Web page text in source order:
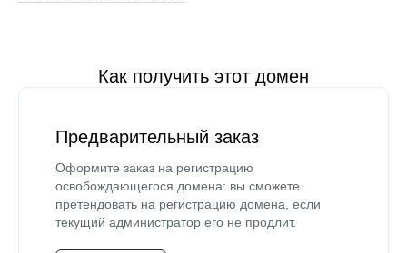
Как получить этот домен
Предварительный заказ
Оформите заказ на регистрацию
освобождающегося домена: вы сможете
претендовать на регистрацию домена, если
текущий администратор его не продлит.